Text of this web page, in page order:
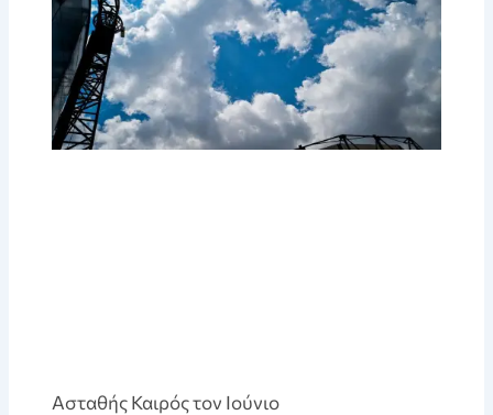
Ασταθής Καιρός τον Ιούνιο